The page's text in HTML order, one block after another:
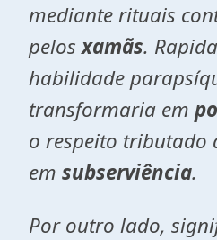
mediante rituais
pelosxamãs.
habilidade
transformaria em
o respeito tributado
em subserviência.
Por outro lado,